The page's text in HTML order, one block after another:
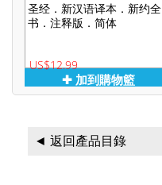
圣经．新汉语译本．新约全
书．注释版．简体
US$12.99
✚ 加到購物籃
◄ 返回產品目錄